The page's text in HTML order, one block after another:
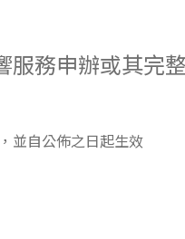
務申辦或其完
並自公佈之日起生效